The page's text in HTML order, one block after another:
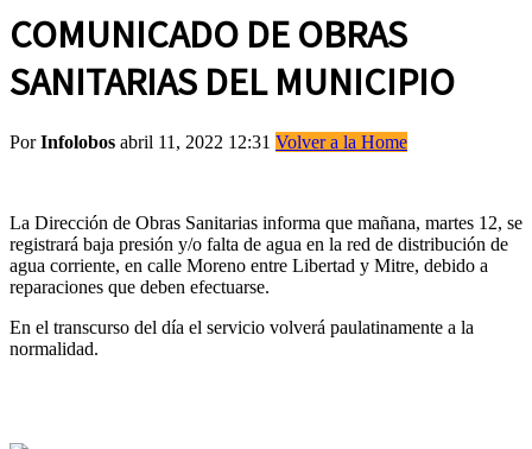
COMUNICADO DE OBRAS
SANITARIAS DEL MUNICIPIO
PorInfolobos abril 11, 2022 12:31 Volver a la Home
La Dirección de Obras Sanitarias informa que mañana, martes 12, se
registrará baja presión y/o falta de agua en la red de distribución de
agua corriente, en calle Moreno entre Libertad y Mitre, debido a
reparaciones que deben efectuarse.
En el transcurso del día el servicio volverá paulatinamente a la
normalidad.